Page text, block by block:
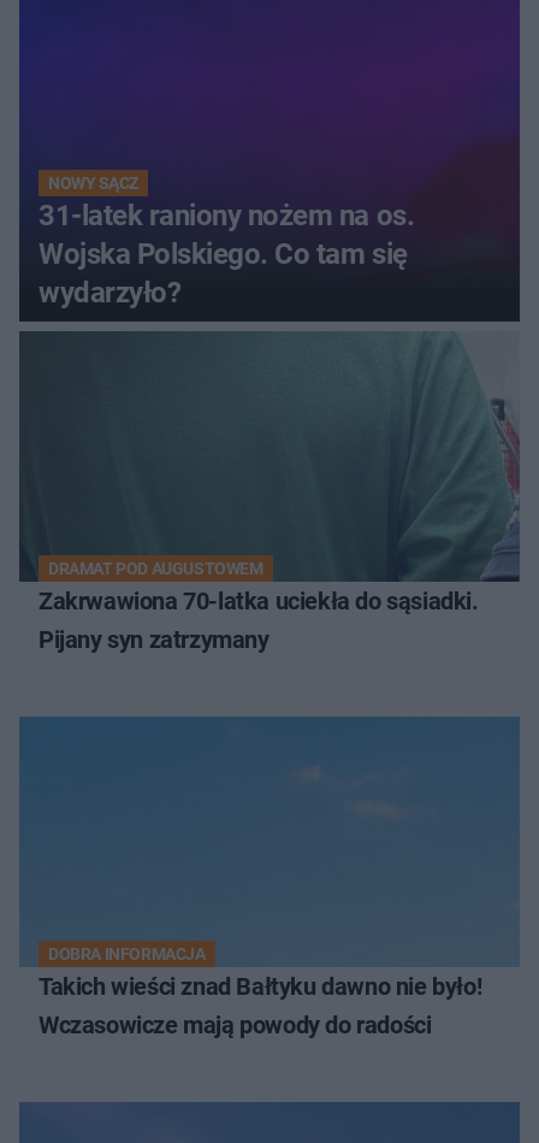
NOWY SĄCZ
31-latek raniony nożem na os.
Wojska Polskiego. Co tam się
wydarzyło?
DRAMAT POD AUGUSTOWEM
Zakrwawiona 70-latka uciekła do sąsiadki.
Pijany syn zatrzymany
DOBRA INFORMACJA
Takich wieści znad Bałtyku dawno nie było!
Wczasowicze mają powody do radości